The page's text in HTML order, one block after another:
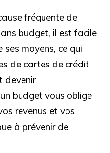
fréquente de
budget, il est facile
moyens, ce qui
de cartes de crédit
devenir
budget vous oblige
revenus et vos
à prévenir de